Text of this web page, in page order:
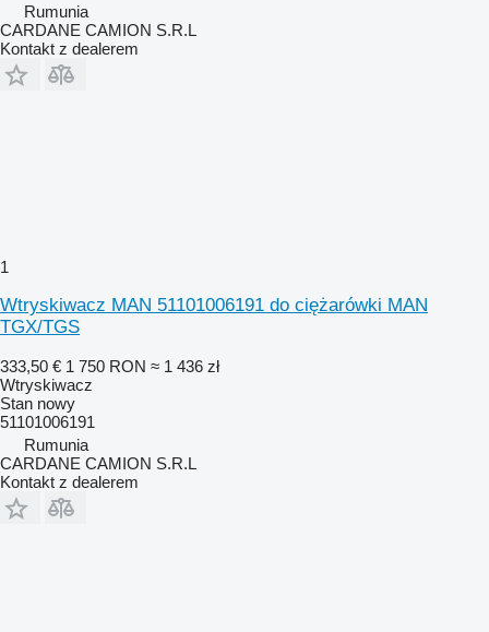
Rumunia
CARDANE CAMION S.R.L
Kontakt z dealerem
1
Wtryskiwacz MAN 51101006191 do ciężarówki MAN
TGX/TGS
333,50 € 1 750 RON ≈ 1 436 zł
Wtryskiwacz
Stan nowy
51101006191
Rumunia
CARDANE CAMION S.R.L
Kontakt z dealerem